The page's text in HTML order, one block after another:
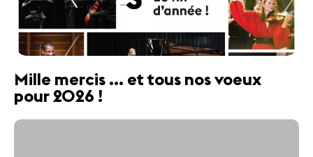
Mille mercis ... et tous nos voeux
pour 2026 !